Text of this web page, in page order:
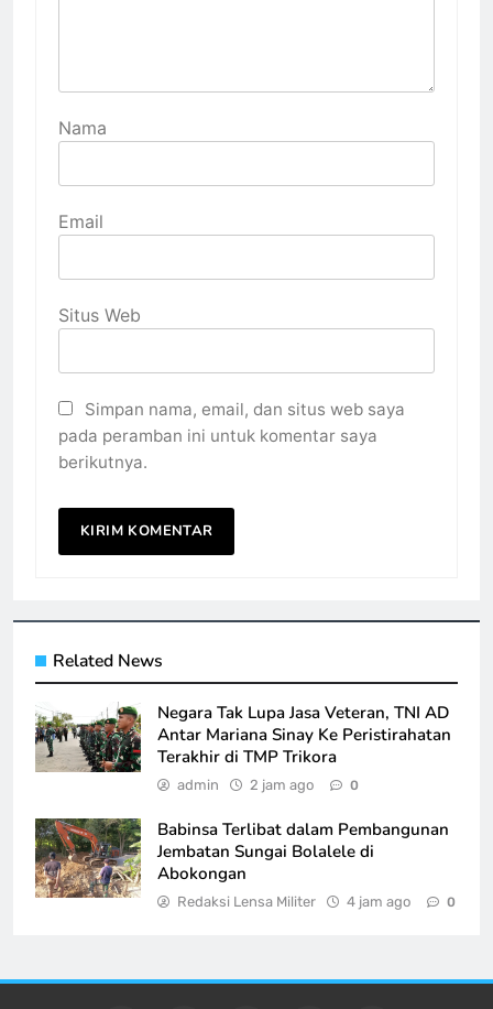
Nama
Email
Situs Web
Simpan nama, email, dan situs web saya
pada peramban ini untuk komentar saya
berikutnya.
Related News
Negara Tak Lupa Jasa Veteran, TNI AD
Antar Mariana Sinay Ke Peristirahatan
Terakhir di TMP Trikora
admin 2 jam ago 0
Babinsa Terlibat dalam Pembangunan
Jembatan Sungai Bolalele di
Abokongan
Redaksi Lensa Militer 4 jam ago 0